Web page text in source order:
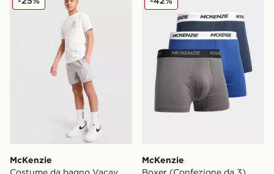
McKenzie
McKenzie